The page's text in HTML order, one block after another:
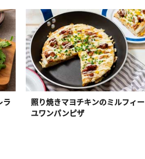
ラ
照り焼きマヨチキンのミルフィー
ユワンパンピザ